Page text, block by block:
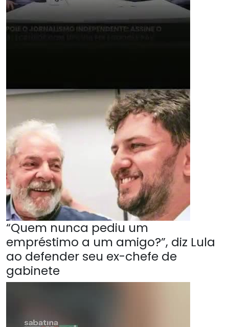
“Quem nunca pediu um
empréstimo a um amigo?”, diz Lula
ao defender seu ex-chefe de
gabinete